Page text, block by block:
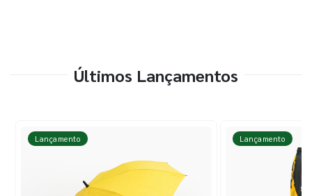
Últimos Lançamentos
Lançamento Lançamento